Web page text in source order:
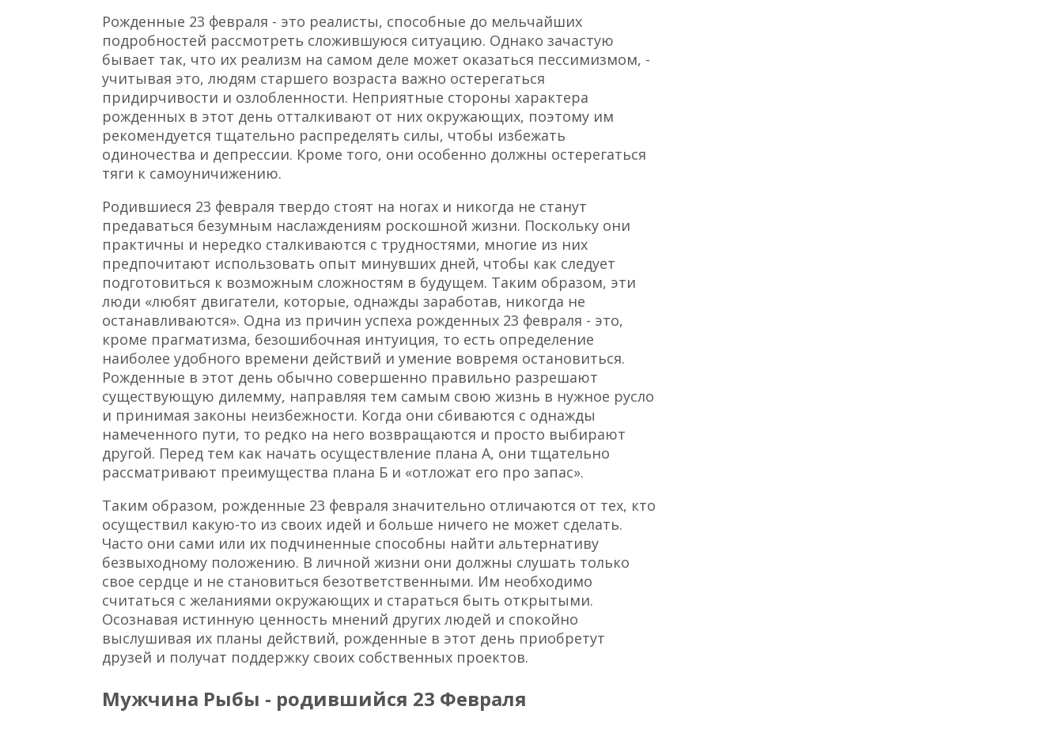
Рожденные 23 февраля - это реалисты, способные до мельчайших
подробностей рассмотреть сложившуюся ситуацию. Однако зачастую
бывает так, что их реализм на самом деле может оказаться пессимизмом, -
учитывая это, людям старшего возраста важно остерегаться
придирчивости и озлобленности. Неприятные стороны характера
рожденных в этот день отталкивают от них окружающих, поэтому им
рекомендуется тщательно распределять силы, чтобы избежать
одиночества и депрессии. Кроме того, они особенно должны остерегаться
тяги к самоуничижению.
Родившиеся 23 февраля твердо стоят на ногах и никогда не станут
предаваться безумным наслаждениям роскошной жизни. Поскольку они
практичны и нередко сталкиваются с трудностями, многие из них
предпочитают использовать опыт минувших дней, чтобы как следует
подготовиться к возможным сложностям в будущем. Таким образом, эти
люди «любят двигатели, которые, однажды заработав, никогда не
останавливаются». Одна из причин успеха рожденных 23 февраля - это,
кроме прагматизма, безошибочная интуиция, то есть определение
наиболее удобного времени действий и умение вовремя остановиться.
Рожденные в этот день обычно совершенно правильно разрешают
существующую дилемму, направляя тем самым свою жизнь в нужное русло
и принимая законы неизбежности. Когда они сбиваются с однажды
намеченного пути, то редко на него возвращаются и просто выбирают
другой. Перед тем как начать осуществление плана А, они тщательно
рассматривают преимущества плана Б и «отложат его про запас».
Таким образом, рожденные 23 февраля значительно отличаются от тех, кто
осуществил какую-то из своих идей и больше ничего не может сделать.
Часто они сами или их подчиненные способны найти альтернативу
безвыходному положению. В личной жизни они должны слушать только
свое сердце и не становиться безответственными. Им необходимо
считаться с желаниями окружающих и стараться быть открытыми.
Осознавая истинную ценность мнений других людей и спокойно
выслушивая их планы действий, рожденные в этот день приобретут
друзей и получат поддержку своих собственных проектов.
Мужчина Рыбы - родившийся 23 Февраля